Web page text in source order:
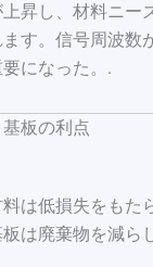
昇し、材料ニー
す。信号周波数
になった。.
板の利点
は低損失をもた
は廃棄物を減ら